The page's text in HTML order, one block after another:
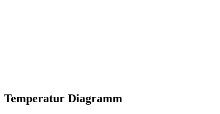
Temperatur Diagramm